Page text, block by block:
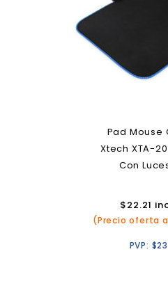
Pad Mouse
Xtech XTA-
Con
$22.21
(Precio oferta
PVP: $